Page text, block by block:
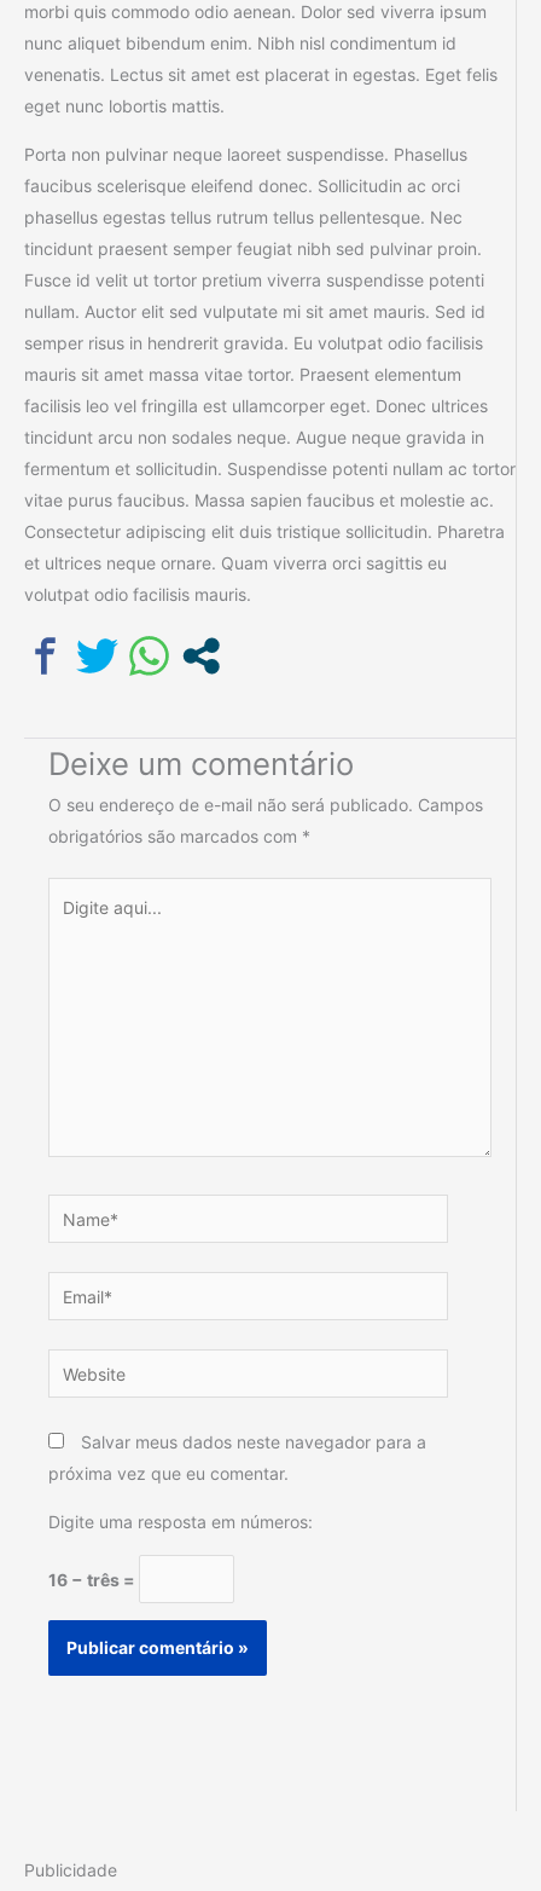
morbi quis commodo odio aenean. Dolor sed viverra ipsum
nunc aliquet bibendum enim. Nibh nisl condimentum id
venenatis. Lectus sit amet est placerat in egestas. Eget felis
eget nunc lobortis mattis.
Porta non pulvinar neque laoreet suspendisse. Phasellus
faucibus scelerisque eleifend donec. Sollicitudin ac orci
phasellus egestas tellus rutrum tellus pellentesque. Nec
tincidunt praesent semper feugiat nibh sed pulvinar proin.
Fusce id velit ut tortor pretium viverra suspendisse potenti
nullam. Auctor elit sed vulputate mi sit amet mauris. Sed id
semper risus in hendrerit gravida. Eu volutpat odio facilisis
mauris sit amet massa vitae tortor. Praesent elementum
facilisis leo vel fringilla est ullamcorper eget. Donec ultrices
tincidunt arcu non sodales neque. Augue neque gravida in
fermentum et sollicitudin. Suspendisse potenti nullam ac tortor
vitae purus faucibus. Massa sapien faucibus et molestie ac.
Consectetur adipiscing elit duis tristique sollicitudin. Pharetra
et ultrices neque ornare. Quam viverra orci sagittis eu
volutpat odio facilisis mauris.
Deixe um comentário
O seu endereço de e-mail não será publicado. Campos
obrigatórios são marcados com *
aqui...
Name*
Email*
Website
Salvar meus dados neste navegador para a
próxima vez que eu comentar.
Digite uma resposta em números:
16 − três =
Publicidade